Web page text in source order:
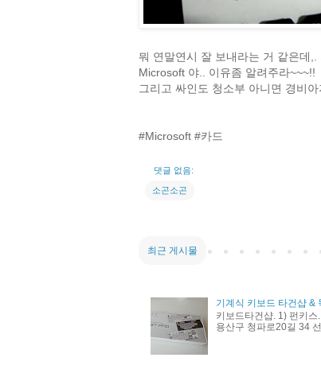
뭐 연말연시 잘 보내라는 거 같은데
Microsoft 야.. 이유좀 알려주라~~~!!
그리고 싸인도 청소부 아니면 경비
#Microsoft #카드
댓글 없음:
소곤소곤
최근 게시물
기계식 키보드 타건샵 &
키보드타건샵. 1) 펀키
용산구 청파로20길 34